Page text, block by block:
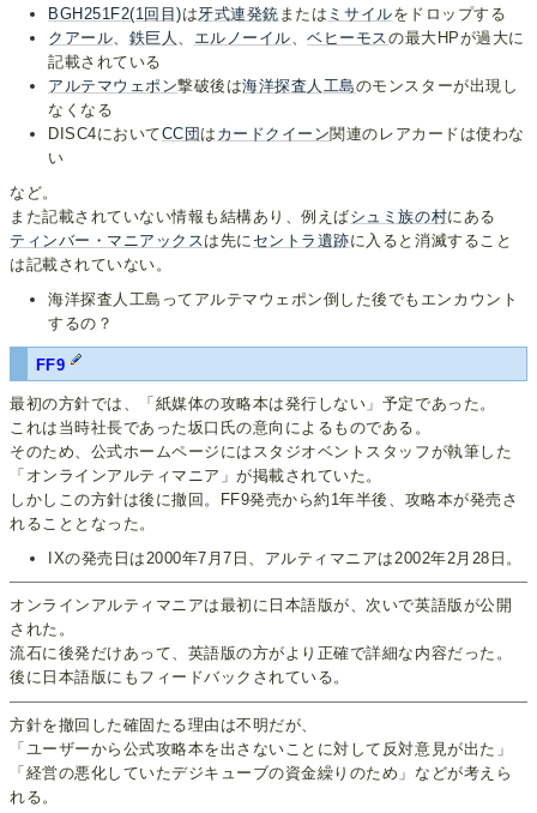
BGH251F2(1回目)は牙式連発銃 または ミサイルをドロップする
クアール
鉄巨人 エルノーイル 、ベヒーモス の最大HPが過大に
記載されている
アルテマウェポン撃破後は海洋探査人工島のモンスターが出現し
なくなる
DISC4においてCC団は カードクイーン関連のレアカードは使わな
い
など。
また記載されていない情報も結構あり、例えばシュミ族の村にある
ティンバー・マニアックス は先に セントラ遺跡に入ると消滅すること
は記載されていない。
海洋探査人工島ってアルテマウェポン倒した後でもエンカウント
するの？
FF9
最初の方針では、「紙媒体の攻略本は発行しない」予定であった。
これは当時社長であった坂口氏の意向によるものである。
そのため、公式ホームページにはスタジオベントスタッフが執筆した
「オンラインアルティマニア」が掲載されていた。
しかしこの方針は後に撤回。FF9発売から約1年半後、攻略本が発売さ
れることとなった。
IXの発売日は2000年7月7日、アルティマニアは2002年2月28日。
オンラインアルティマニアは最初に日本語版が、次いで英語版が公開
された。
流石に後発だけあって、英語版の方がより正確で詳細な内容だった。
後に日本語版にもフィードバックされている。
方針を撤回した確固たる理由は不明だが、
「ユーザーから公式攻略本を出さないことに対して反対意見が出た」
「経営の悪化していたデジキューブの資金繰りのため」などが考えら
れる。